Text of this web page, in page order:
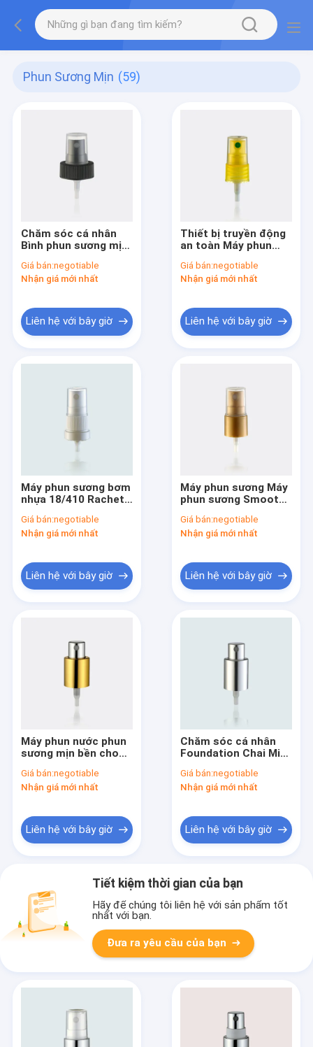
Phun Sương Mịn (59)
Chăm sóc cá nhân
Bình phun sương mịn
lượng JY601-08C
28/400 Ribbed
Giá bán:negotiable
Nhận giá mới nhất
Liên hệ với bây giờ
Thiết bị truyền động
an toàn Máy phun
JY601-03D 18/410
Giá bán:negotiable
Nhận giá mới nhất
Liên hệ với bây giờ
Máy phun sương bơm
nhựa 18/410 Rachet
Giá bán:negotiable
Nhận giá mới nhất
Liên hệ với bây giờ
Máy phun sương Máy
phun sương Smooth
JY601-03H 18/415
Giá bán:negotiable
Nhận giá mới nhất
Liên hệ với bây giờ
Máy phun nước phun
sương mịn bền cho
03K 18/410
Giá bán:negotiable
Nhận giá mới nhất
Liên hệ với bây giờ
Chăm sóc cá nhân
Foundation Chai Mist
Nhôm JY601-03L
Giá bán:negotiable
Nhận giá mới nhất
Liên hệ với bây giờ
Tiết kiệm thời gian của bạn
Hãy để chúng tôi liên hệ với sản phẩm tốt
nhất với bạn.
Đưa ra yêu cầu của bạn